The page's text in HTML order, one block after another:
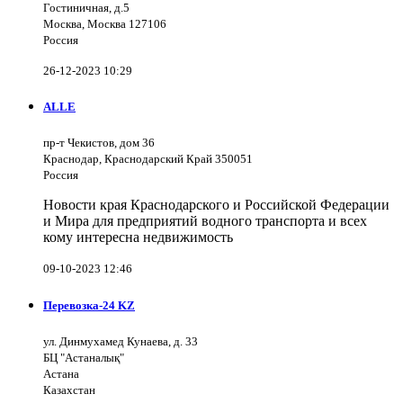
Гостиничная, д.5
Москва, Москва 127106
Россия
26-12-2023 10:29
ALLE
пр-т Чекистов, дом 36
Краснодар, Краснодарский Край 350051
Россия
Новости края Краснодарского и Российской Федерации
и Мира для предприятий водного транспорта и всех
кому интересна недвижимость
09-10-2023 12:46
Перевозка-24 KZ
ул. Динмухамед Кунаева, д. 33
БЦ "Астаналық"
Астана
Казахстан